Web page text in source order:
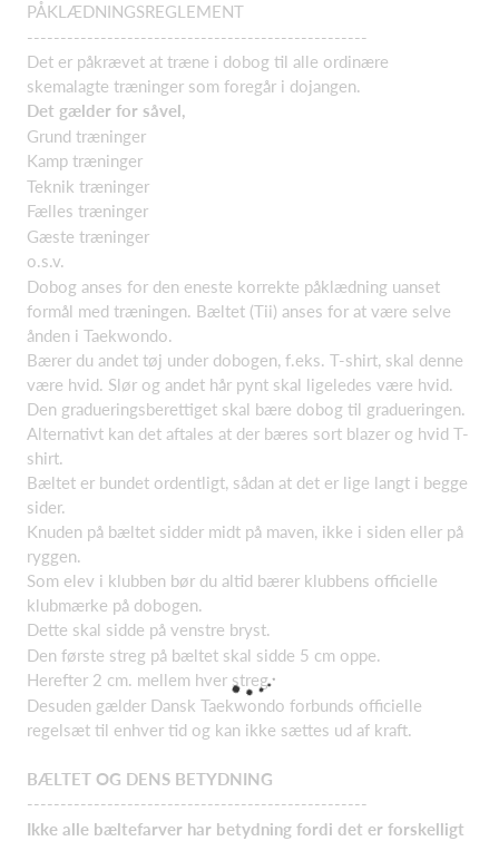
PÅKLÆDNINGSREGLEMENT
---------------------------------------------------
Det er påkrævet at træne i dobog til alle ordinære
skemalagte træninger som foregår i dojangen.
Det gælder for såvel,
Grund træninger
Kamp træninger
Teknik træninger
Fælles træninger
Gæste træninger
o.s.v.
Dobog anses for den eneste korrekte påklædning uanset
formål med træningen. Bæltet (Tii) anses for at være selve
ånden i Taekwondo.
Bærer du andet tøj under dobogen, f.eks. T-shirt, skal denne
være hvid. Slør og andet hår pynt skal ligeledes være hvid.
Den gradueringsberettiget skal bære dobog til gradueringen.
Alternativt kan det aftales at der bæres sort blazer og hvid T-
shirt.
Bæltet er bundet ordentligt, sådan at det er lige langt i begge
sider.
Knuden på bæltet sidder midt på maven, ikke i siden eller på
ryggen.
Som elev i klubben bør du altid bærer klubbens officielle
klubmærke på dobogen.
Dette skal sidde på venstre bryst.
Den første streg på bæltet skal sidde 5 cm oppe.
Herefter 2 cm. mellem hver streg.
Desuden gælder Dansk Taekwondo forbunds officielle
regelsæt til enhver tid og kan ikke sættes ud af kraft.
BÆLTET OG DENS BETYDNING
---------------------------------------------------
Ikke alle bæltefarver har betydning fordi det er forskelligt